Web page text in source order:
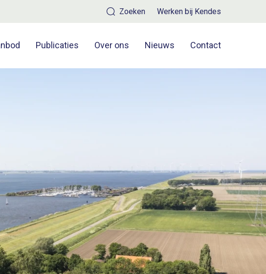
Publicaties Over ons Nieuws Contact
Zoeken Werken bij Kendes